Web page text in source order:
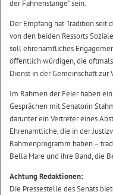
der Fahnenstange" sein.
Der Empfang hat Tradition seit
von den beiden Ressorts
soll ehrenamtliches
öffentlich würdigen, die
Dienst in der Gemeinschaft zur
Im Rahmen der Feier haben
Gesprächen mit Senatorin
darunter ein Vertreter eines
Ehrenamtliche, die in der
Rahmenprogramm haben –
Bella Mare und ihre Band, die
Achtung Redaktionen:
Die Pressestelle des Senats